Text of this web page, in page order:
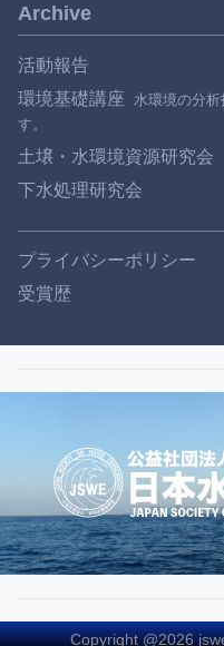
Archive
活動報告
環境基礎講座
土壌・水環境資源研究会
下水処理研究会
プライバシーポリシー
受賞歴
Copyright @2026